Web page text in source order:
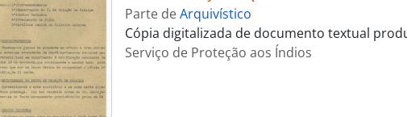
Parte deArquivístico
Cópia digitalizada de documento textual
Serviço de Proteção aos Índios